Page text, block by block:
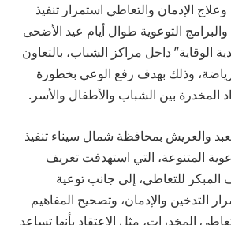
الإدمان والتعاطي استمرار تنفيذ
التوعوية طوال أيام عيد الأضحى
الوقاية” داخل مراكز الشباب، بالتعاون
وذلك بهدف رفع الوعي بخطورة
المخدرة بين الشباب والأطفال والأسر.
والعريش بمحافظة شمال سيناء تنفيذ
المتنوعة، التي استهدفت تعريف
المبكر للتعاطي، إلى جانب توعية
التدخين والإدمان، وتصحيح المفاهيم
المخدرات، مثل الاعتقاد بأنها تساعد